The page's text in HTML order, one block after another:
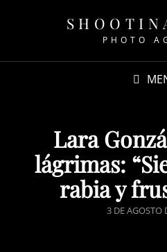
PHOTO
Lara
lágrimas:
rabia y
3 DE AGOSTO